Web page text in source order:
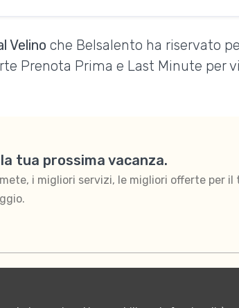
Velino che Belsalento ha riservato
Prenota Prima e Last Minute per
tua prossima vacanza.
i migliori servizi, le migliori offerte per il